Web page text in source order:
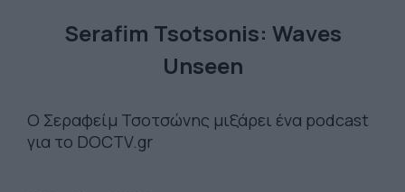
Serafim Tsotsonis: Waves
Unseen
Ο Σεραφείμ Τσοτσώνης μιξάρει ένα podcast
για το DOCTV.gr